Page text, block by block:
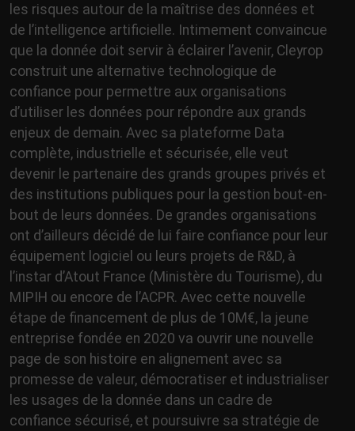
les risques autour de la maîtrise des données et
de l’intelligence artificielle. Intimement convaincue
que la donnée doit servir à éclairer l’avenir, Cleyrop
construit une alternative technologique de
confiance pour permettre aux organisations
d’utiliser les données pour répondre aux grands
enjeux de demain. Avec sa plateforme Data
complète, industrielle et sécurisée, elle veut
devenir le partenaire des grands groupes privés et
des institutions publiques pour la gestion bout-en-
bout de leurs données. De grandes organisations
ont d’ailleurs décidé de lui faire confiance pour leur
équipement logiciel ou leurs projets de R&D, à
l’instar d’Atout France (Ministère du Tourisme), du
MIPIH ou encore de l’ACPR. Avec cette nouvelle
étape de financement de plus de 10M€, la jeune
entreprise fondée en 2020 va ouvrir une nouvelle
page de son histoire en alignement avec sa
promesse de valeur, démocratiser et industrialiser
les usages de la donnée dans un cadre de
confiance sécurisé, et poursuivre sa stratégie de